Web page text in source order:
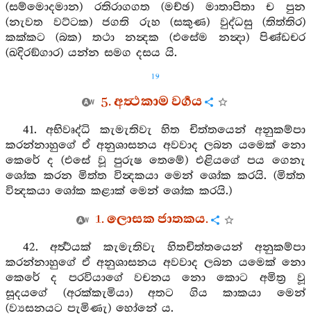
(සම්මොදමාන) රතිරාගගත (මච්ඡ) මාතාපිතා ච පුන
(නැවත වට්ටක) ජගති රුහ (සකුණ) වුද්ධසු (තිත්තිර)
කක්කට (බක) තථා නන්‍දක (එසේම නන්‍දා) පිණ්ඩචර
(ඛදිරඞ්ගාර) යන්න සමග දසය යි.
19
5. අත්‍ථකාම වර්‍ගය
41. අභිවෘද්ධි කැමැතිවැ හිත චිත්තයෙන් අනුකම්පා
කරන්නාහුගේ ඒ අනුශාසනය අවවාද ලබන යමෙක් නො
කෙරේ ද (එසේ වූ පුරුෂ තෙමේ) එළියගේ පය ගෙනැ
ශෝක කරන මිත්ත වින්‍දකයා මෙන් ශෝක කරයි. (මිත්ත
වින්‍දකයා ශෝක කළාක් මෙන් ශෝක කරයි.)
1. ලොසක ජාතකය.
42. අර්‍ත්‍ථයක් කැමැතිවැ හිතචිත්තයෙන් අනුකම්පා
කරන්නාහුගේ ඒ අනුශාසනය අවවාද ලබන යමෙක් නො
කෙරේ ද පරවියාගේ වචනය නො කොට අමිත්‍ර වූ
සූදයගේ (අරක්කැමියා) අතට ගිය කාකයා මෙන්
(ව්‍යසනයට පැමිණැ) හෝනේ ය.